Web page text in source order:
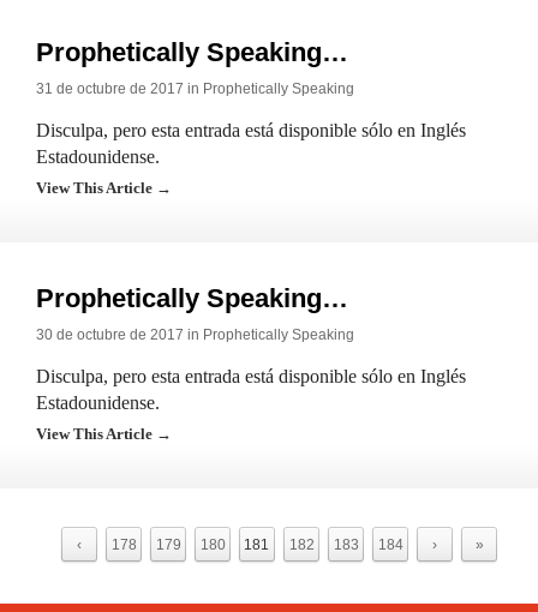
Prophetically Speaking…
31 de octubre de 2017 in Prophetically Speaking
Disculpa, pero esta entrada está disponible sólo en Inglés
Estadounidense.
View This Article →
Prophetically Speaking…
30 de octubre de 2017 in Prophetically Speaking
Disculpa, pero esta entrada está disponible sólo en Inglés
Estadounidense.
View This Article →
‹ 178 179 180 181 182 183 184 › »